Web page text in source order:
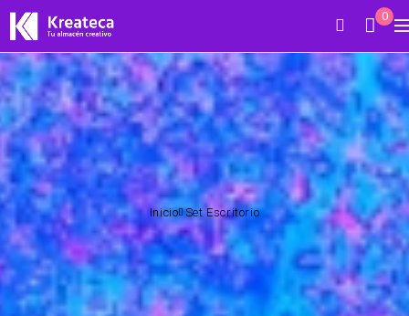
0
Inicio Set Escritorio